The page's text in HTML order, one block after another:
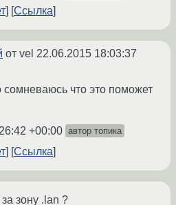
Ссылка
от vel 22.06.2015 18:03:37
что это поможет
+00:00 автор топика
Ссылка
зону .lan ?